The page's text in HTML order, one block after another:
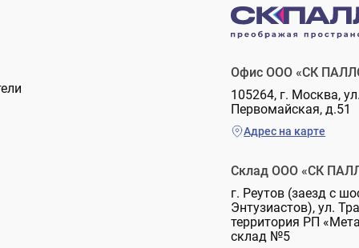
Офис ООО «СК
105264, г. Москва,
Первомайская, д.51
Адрес на карте
Склад ООО «СК
г. Реутов (заезд с
Энтузиастов), ул.
территория РП
склад №5